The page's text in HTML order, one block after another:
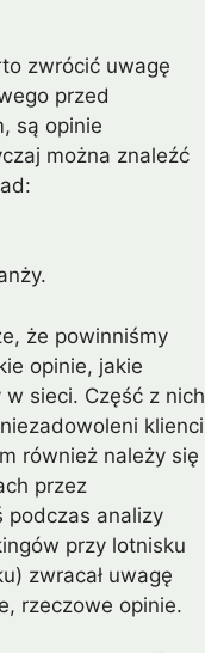
zwrócić uwagę
przed
są opinie
można znaleźć
że powinniśmy
opinie, jakie
sieci. Część z nich
klienci
również należy się
przez
podczas analizy
przy lotnisku
zwracał uwagę
rzeczowe opinie.